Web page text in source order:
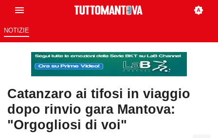
NOTIZIE
Catanzaro ai tifosi in viaggio
dopo rinvio gara Mantova:
"Orgogliosi di voi"